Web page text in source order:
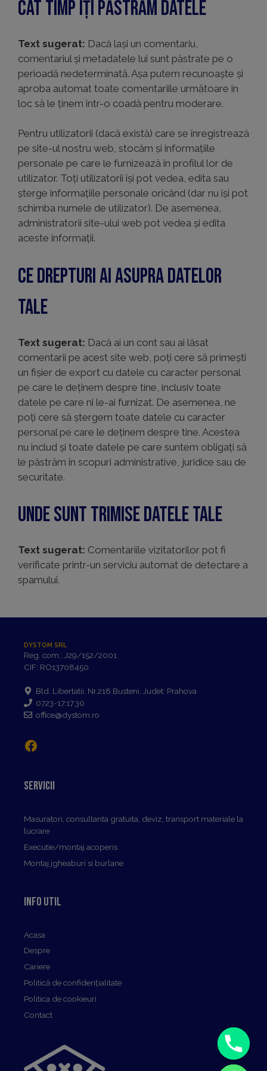
Cât timp îți păstrăm datele
Text sugerat: Dacă lași un comentariu,
comentariul și metadatele lui sunt păstrate pe o
perioadă nedeterminată. Așa putem recunoaște și
aproba automat toate comentariile următoare în
loc să le ținem într-o coadă pentru moderare.
Pentru utilizatorii (dacă există) care se înregistrează
pe site-ul nostru web, stocăm și informațiile
personale pe care le furnizează în profilul lor de
utilizator. Toți utilizatorii își pot vedea, edita sau
șterge informațiile personale oricând (dar nu își pot
schimba numele de utilizator). De asemenea,
administratorii site-ului web pot vedea și edita
aceste informații.
Ce drepturi ai asupra datelor
tale
Text sugerat: Dacă ai un cont sau ai lăsat
comentarii pe acest site web, poți cere să primești
un fișier de export cu datele cu caracter personal
pe care le deținem despre tine, inclusiv toate
datele pe care ni le-ai furnizat. De asemenea, ne
poți cere să ștergem toate datele cu caracter
personal pe care le deținem despre tine. Acestea
nu includ și toate datele pe care suntem obligați să
le păstrăm în scopuri administrative, juridice sau de
securitate.
Unde sunt trimise datele tale
Text sugerat: Comentariile vizitatorilor pot fi
verificate printr-un serviciu automat de detectare a
spamului.
DYSTOM SRL
Reg. com.: J29/152/2001
CIF: RO13708450
Bld. Libertatii, Nr.218 Busteni, Judet: Prahova
0723-17.17.30
office@dystom.ro
Facebook
Servicii
Masuratori, consultanta gratuita, deviz, transport materiale la
lucrare
Executie/montaj acoperis
Montaj jgheaburi si burlane
Info util
Acasa
Despre
Cariere
Politică de confidențialitate
Politica de cookieuri
Contact